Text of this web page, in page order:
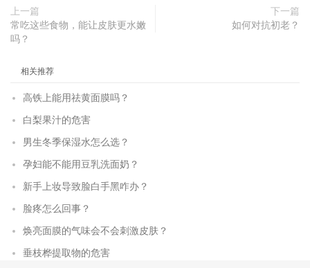
上一篇
常吃这些食物，能让皮肤更水嫩
吗？
下一篇
如何对抗初老？
相关推荐
高铁上能用祛黄面膜吗？
白梨果汁的危害
男生冬季保湿水怎么选？
孕妇能不能用豆乳洗面奶？
新手上妆导致脸白手黑咋办？
脸疼怎么回事？
焕亮面膜的气味会不会刺激皮肤？
垂枝桦提取物的危害